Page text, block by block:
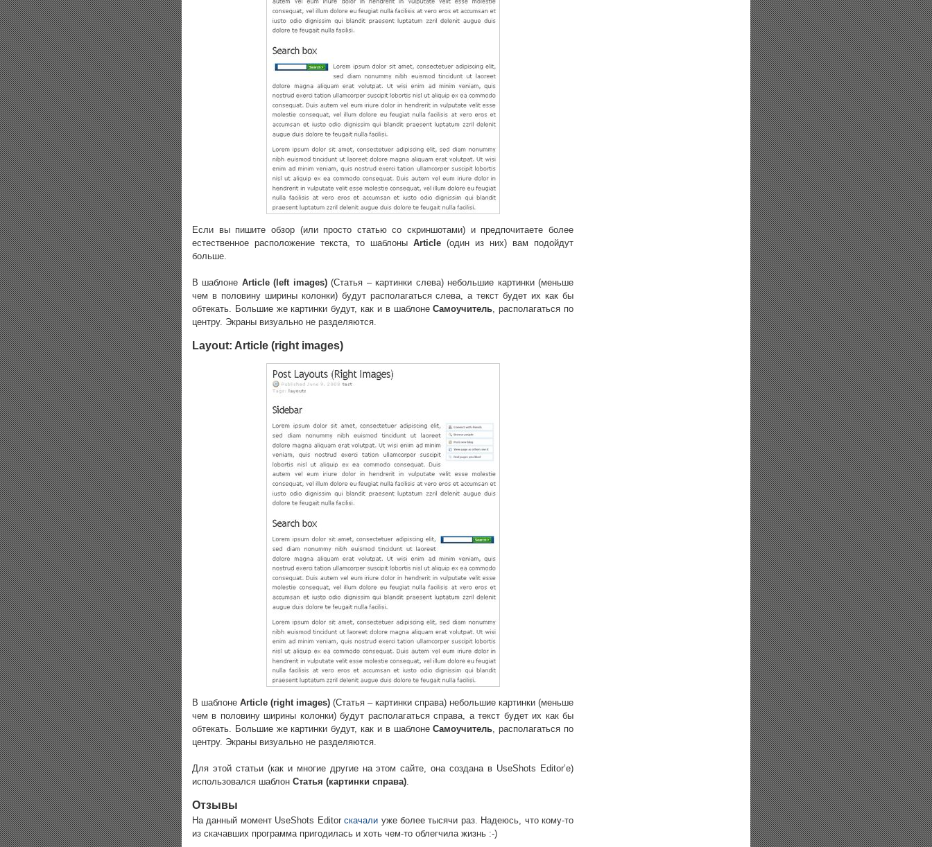
Если вы пишите обзор (или просто статью со скриншотами) и предпочитаете более
естественное расположение текста, то шаблоны Article (один из них) вам подойдут
больше.
В шаблоне Article (left images)(Статья – картинки слева) небольшие картинки (меньше
чем в половину ширины колонки) будут располагаться слева, а текст будет их как бы
обтекать. Большие же картинки будут, как и в шаблонеСамоучитель, располагаться по
центру. Экраны визуально не разделяются.
Layout: Article (right images)
В шаблоне Article (right images) (Статья – картинки справа) небольшие картинки (меньше
чем в половину ширины колонки) будут располагаться справа, а текст будет их как бы
обтекать. Большие же картинки будут, как и в шаблонеСамоучитель, располагаться по
центру. Экраны визуально не разделяются.
Для этой статьи (как и многие другие на этом сайте, она создана в UseShots Editor’е)
использовался шаблон Статья (картинки справа).
Отзывы
На данный момент UseShots Editorскачали уже более тысячи раз. Надеюсь, что кому-то
из скачавших программа пригодилась и хоть чем-то облегчила жизнь :-)